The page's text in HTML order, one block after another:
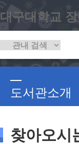
대구대학교
도서관소개
찾아오시